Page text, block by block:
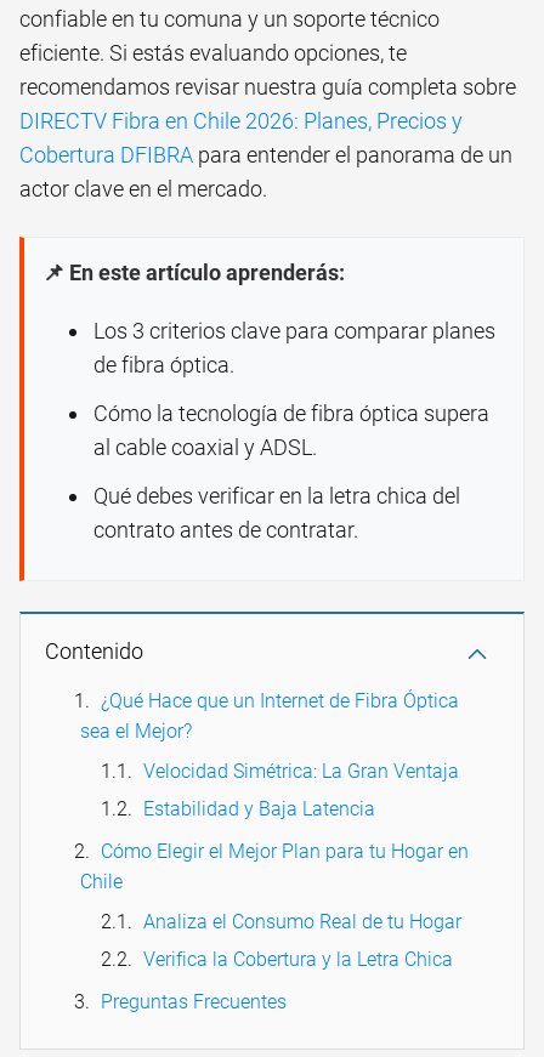
confiable en tu comuna y un soporte técnico
eficiente. Si estás evaluando opciones, te
recomendamos revisar nuestra guía completa sobre
DIRECTV Fibra en Chile 2026: Planes, Precios y
Cobertura DFIBRA para entender el panorama de un
actor clave en el mercado.
📌 En este artículo aprenderás:
Los 3 criterios clave para comparar planes
de fibra óptica.
Cómo la tecnología de fibra óptica supera
al cable coaxial y ADSL.
Qué debes verificar en la letra chica del
contrato antes de contratar.
Contenido
¿Qué Hace que un Internet de Fibra Óptica
sea el Mejor?
Velocidad Simétrica: La Gran Ventaja
Estabilidad y Baja Latencia
Cómo Elegir el Mejor Plan para tu Hogar en
Chile
Analiza el Consumo Real de tu Hogar
Verifica la Cobertura y la Letra Chica
Preguntas Frecuentes